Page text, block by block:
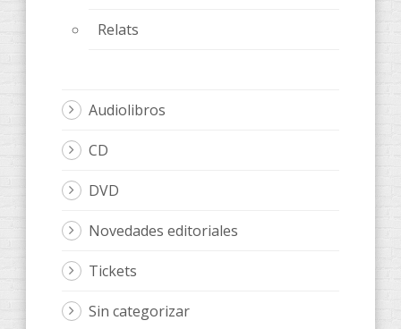
Relats
Audiolibros
CD
DVD
Novedades editoriales
Tickets
Sin categorizar